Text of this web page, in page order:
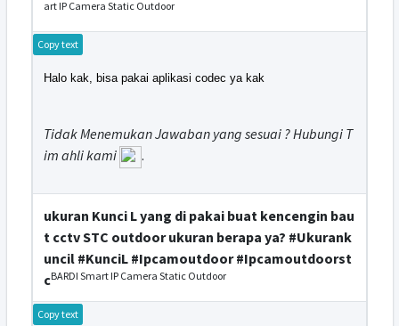
art IP Camera Static Outdoor
Copy text
Halo kak, bisa pakai aplikasi codec ya kak
Tidak Menemukan Jawaban yang sesuai ? Hubungi T
im ahli kami
.
ukuran Kunci L yang di pakai buat kencengin bau
t cctv STC outdoor ukuran berapa ya? #Ukurank
uncil #KunciL #Ipcamoutdoor #Ipcamoutdoorst
cBARDI Smart IP Camera Static Outdoor
Copy text